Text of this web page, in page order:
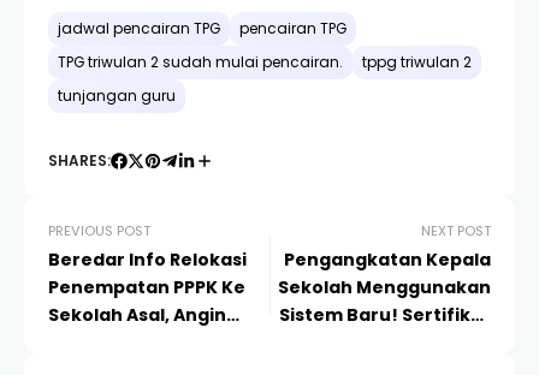
jadwal pencairan TPG
pencairan TPG
TPG triwulan 2 sudah mulai pencairan.
tppg triwulan 2
tunjangan guru
SHARES:
PREVIOUS POST
Beredar Info Relokasi
Penempatan PPPK Ke
Sekolah Asal, Angin
NEXT POST
Pengangkatan Kepala
Sekolah Menggunakan
Sistem Baru! Sertifikat